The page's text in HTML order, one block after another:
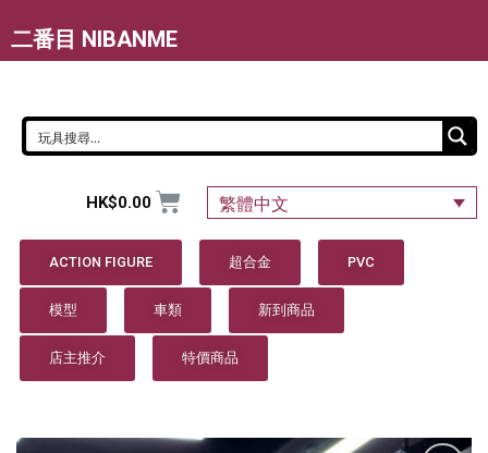
二番目 NIBANME
HK$0.00 繁體中文
ACTION FIGURE 超合金 PVC
模型 車類 新到商品
店主推介 特價商品